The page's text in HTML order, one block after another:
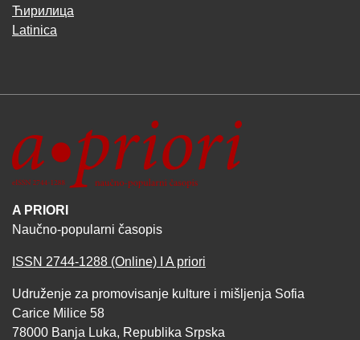
Ћирилица
Latinica
A PRIORI
Naučno-popularni časopis
ISSN 2744-1288 (Online) I A priori
Udruženje za promovisanje kulture i mišljenja Sofia
Carice Milice 58
78000 Banja Luka, Republika Srpska